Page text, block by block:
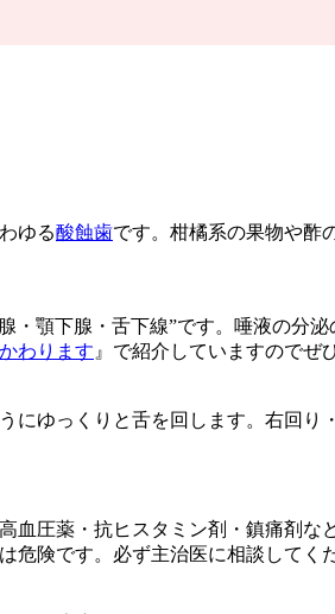
ゆる酸蝕歯です。柑橘系の果物や酢
・顎下腺・舌下線”です。唾液の分
わります 』で紹介していますのでぜ
ゆっくりと舌を回します。右回り
血圧薬・抗ヒスタミン剤・鎮痛剤
険です。必ず主治医に相談してく